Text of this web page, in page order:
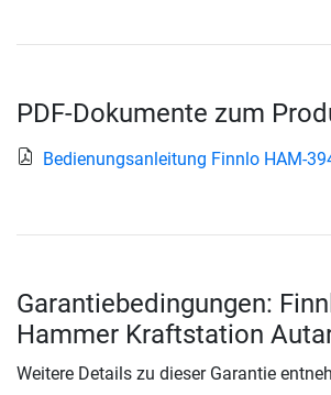
PDF-Dokumente zum
Bedienungsanleitung Finnlo HAM-
Garantiebedingungen:
Hammer Kraftstation
Weitere Details zu dieser Garantie